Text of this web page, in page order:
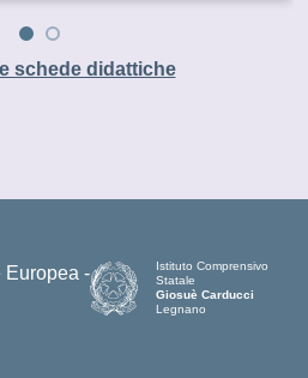
schede didattiche
Istituto Comprensivo
Statale
Giosuè Carducci
Legnano